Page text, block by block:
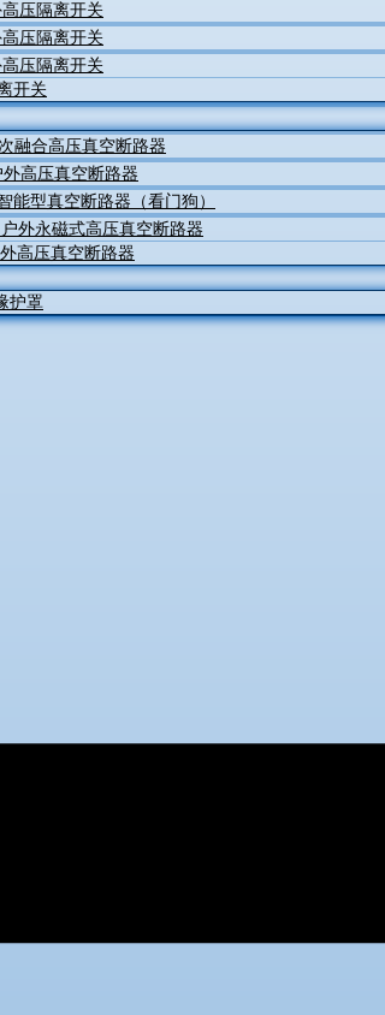
压隔离开关
压隔离开关
压隔离开关
开关
融合高压真空断路器
外高压真空断路器
能型真空断路器（看门狗）
外永磁式高压真空断路器
高压真空断路器
护罩